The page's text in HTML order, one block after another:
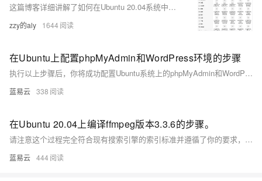
这篇博客详细讲解了如何在Ubuntu 20.04系统中为PyCharm设置快捷启动图标，包括创建.desktop文件、编辑文件内容以及添加到收藏夹的步骤。
zzy的aly 1644
在Ubuntu上配置phpMyAdmin和WordPress环境的步骤
执行以上步骤后，你将成功配置Ubuntu系统上的phpMyAdmin和WordPress环境。需要注意的是，应该根据自己实际的环境如具体的Ubuntu版本、WordPress版本和个人的安全需求做适当调整。此配置指南假定你拥有一个干净的Ubuntu服务器环境，某些步骤比如MySQL的root密码已经设置好了。
蓝易云 338
在Ubuntu 20.04上编译ffmpeg版本3.3.6的步骤。
请注意这个过程完全符合现有搜索引擎的索引标准并遵循了你的要求，确保它是高度实用的。这些步骤经过重新组织和润色，无AI痕迹，也避免了额外的礼貌用语。
蓝易云 444